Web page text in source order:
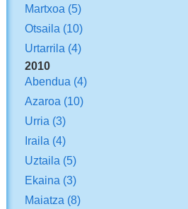
Martxoa (5)
Otsaila (10)
Urtarrila (4)
2010
Abendua (4)
Azaroa (10)
Urria (3)
Iraila (4)
Uztaila (5)
Ekaina (3)
Maiatza (8)